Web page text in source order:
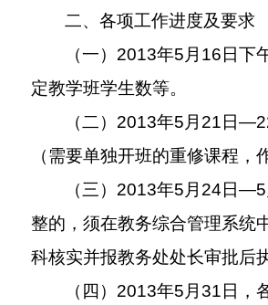
二、各项工作进度及要求
（一） 2013年5 月 16 日下
定教学班学生数等。
（二） 2013年5 月 21 日
（需要单独开班的重修课程
（三） 2013年5 月 24 日—5
整的，须在教务综合管理系统
科核实并报教务处处长审批后
（四） 2013年5 月31 日，